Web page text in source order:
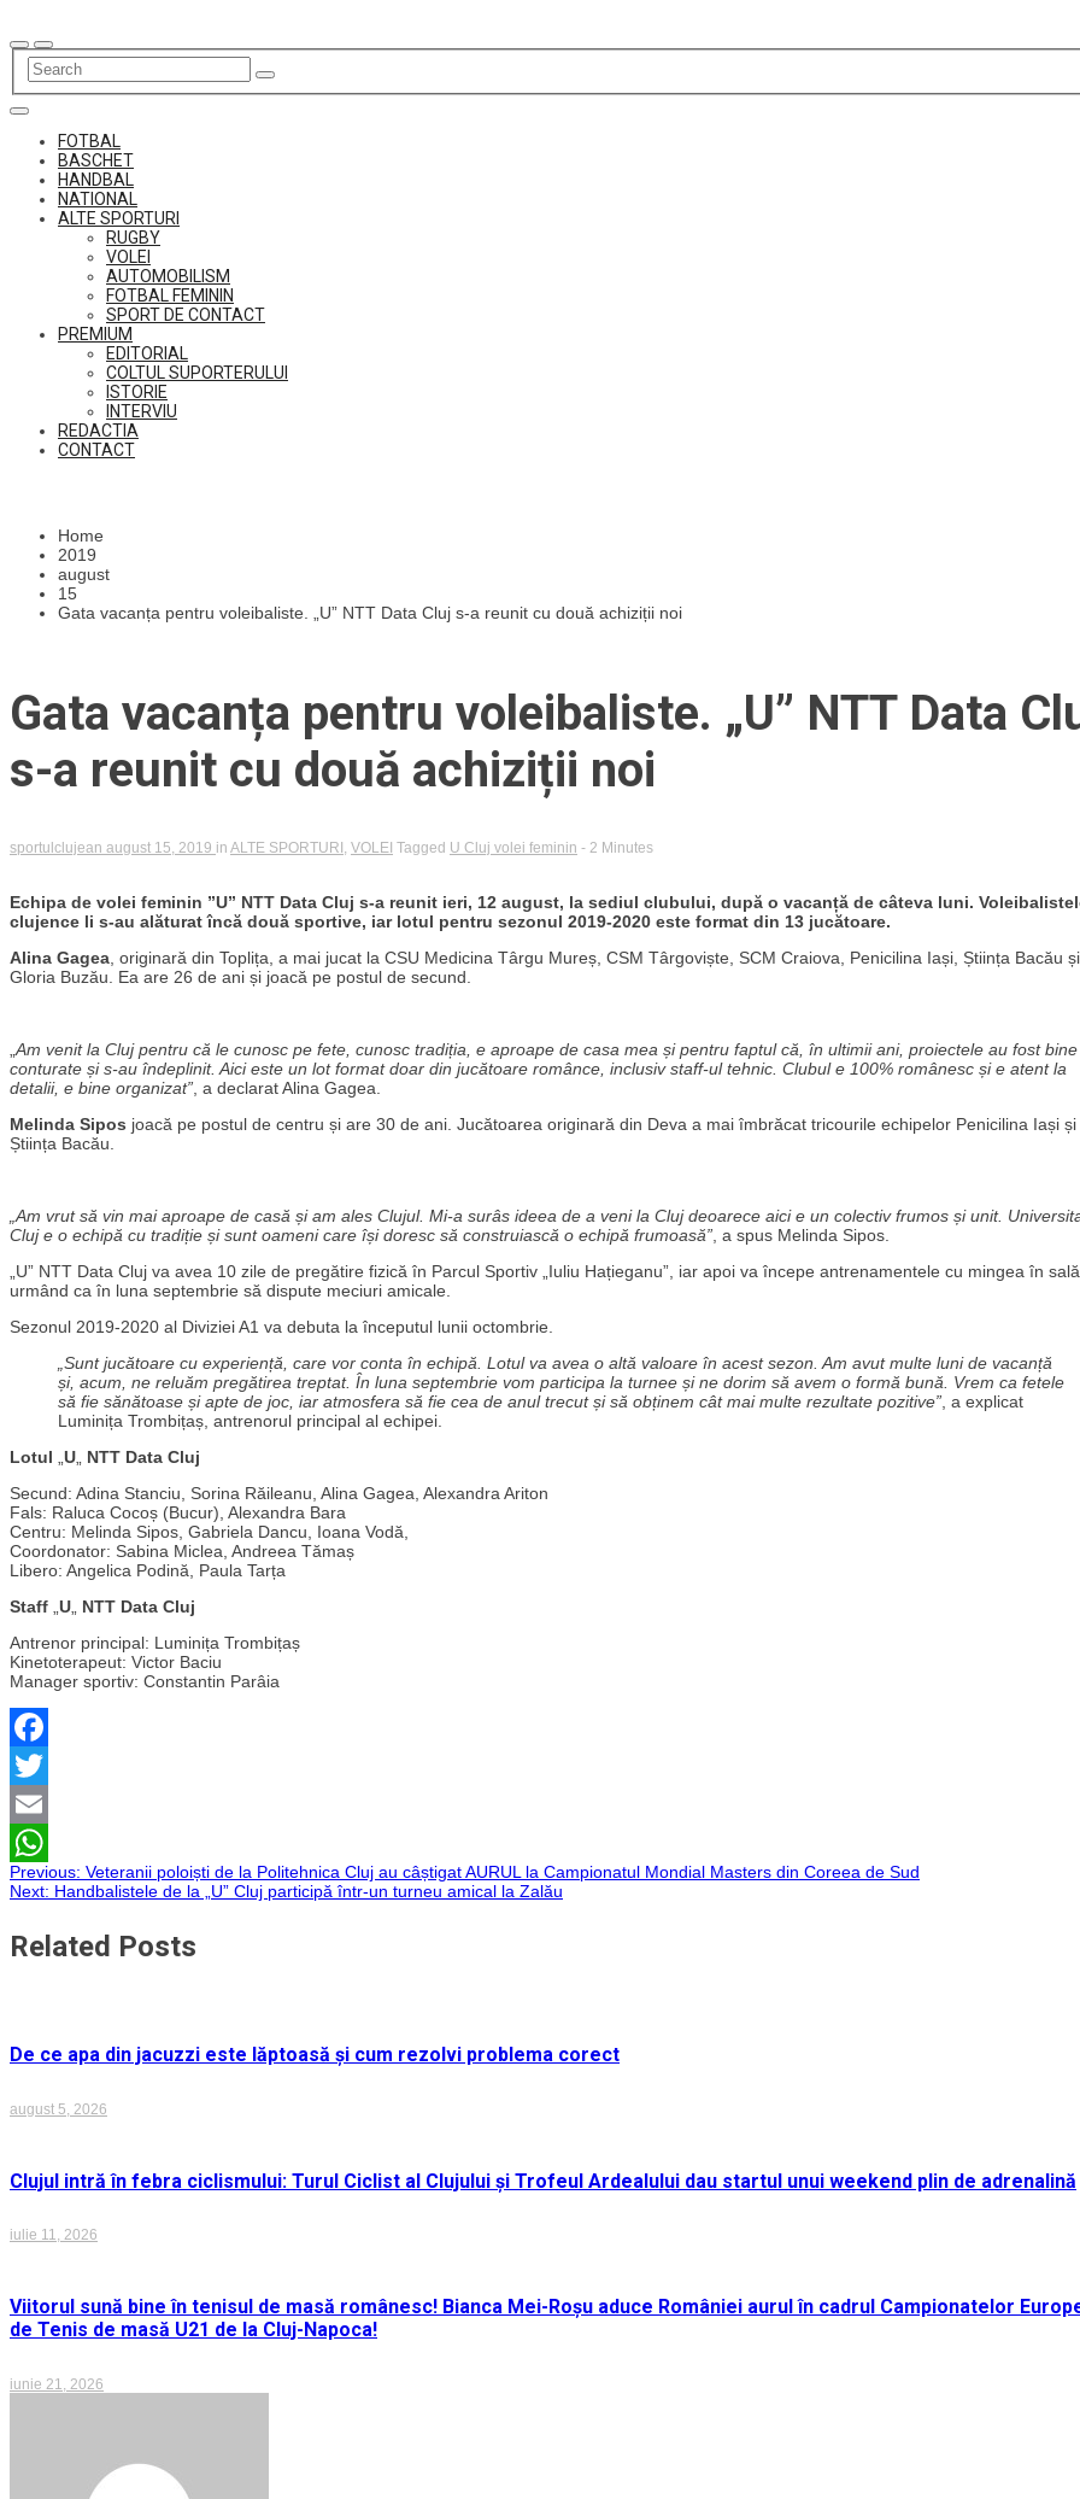
to
content
FOTBAL
BASCHET
HANDBAL
NATIONAL
ALTE SPORTURI
RUGBY
VOLEI
AUTOMOBILISM
FOTBAL FEMININ
SPORT DE CONTACT
PREMIUM
EDITORIAL
COLTUL SUPORTERULUI
ISTORIE
INTERVIU
REDACTIA
CONTACT
Home
2019
august
15
Gata vacanța pentru voleibaliste. „U” NTT Data Cluj s-a reunit cu două achiziții noi
Gata vacanța pentru voleibaliste. „U” NTT Data
s-a reunit cu două achiziții noi
sportulclujean august 15, 2019 in ALTE SPORTURI VOLEI Tagged U Cluj volei feminin - 2 Minutes
Echipa de volei feminin ”U” NTT Data Cluj s-a reunit ieri, 12 august, la sediul clubului, după o vacanță de câteva luni.
clujence li s-au alăturat încă două sportive, iar lotul pentru sezonul 2019-2020 este format din 13 jucătoare.
Alina Gagea , originară din Toplița, a mai jucat la CSU Medicina Târgu Mureș, CSM Târgoviște, SCM Craiova, Penicilina Iași, Știința Bacău și
Gloria Buzău. Ea are 26 de ani și joacă pe postul de secund.
Am venit la Cluj pentru că le cunosc pe fete, cunosc tradiția, e aproape de casa mea și pentru faptul că, în ultimii ani, proiectele au fost bine
conturate și s-au îndeplinit. Aici este un lot format doar din jucătoare românce, inclusiv staff-ul tehnic. Clubul e 100% românesc și e atent la
detalii, e bine organizat” , a declarat Alina Gagea.
Melinda Sipos joacă pe postul de centru și are 30 de ani. Jucătoarea originară din Deva a mai îmbrăcat tricourile echipelor Penicilina Iași și
Știința Bacău.
„Am vrut să vin mai aproape de casă și am ales Clujul. Mi-a surâs ideea de a veni la Cluj deoarece aici e un colectiv frumos și unit.
Cluj e o echipă cu tradiție și sunt oameni care își doresc să construiască o echipă frumoasă” , a spus Melinda Sipos.
„U” NTT Data Cluj va avea 10 zile de pregătire fizică în Parcul Sportiv „Iuliu Hațieganu”, iar apoi va începe antrenamentele cu mingea în
urmând ca în luna septembrie să dispute meciuri amicale.
Sezonul 2019-2020 al Diviziei A1 va debuta la începutul lunii octombrie.
„Sunt jucătoare cu experiență, care vor conta în echipă. Lotul va avea o altă valoare în acest sezon. Am avut multe luni de vacanță
și, acum, ne reluăm pregătirea treptat. În luna septembrie vom participa la turnee și ne dorim să avem o formă bună. Vrem ca fetele
să fie sănătoase și apte de joc, iar atmosfera să fie cea de anul trecut și să obținem cât mai multe rezultate pozitive” , a explicat
Luminița Trombițaș, antrenorul principal al echipei.
Lotul
U
NTT Data Cluj
Secund: Adina Stanciu, Sorina Răileanu, Alina Gagea, Alexandra Ariton
Fals: Raluca Cocoș (Bucur), Alexandra Bara
Centru: Melinda Sipos, Gabriela Dancu, Ioana Vodă,
Coordonator: Sabina Miclea, Andreea Tămaș
Libero: Angelica Podină, Paula Tarța
Staff U
NTT Data Cluj
Antrenor principal: Luminița Trombițaș
Kinetoterapeut: Victor Baciu
Manager sportiv: Constantin Parâia
Facebook
Twitter
Email
WhatsApp
Navigare
în
Previous: Veteranii poloiști de la Politehnica Cluj au câștigat AURUL la Campionatul Mondial Masters din Coreea de Sud
Next: Handbalistele de la „U” Cluj participă într-un turneu amical la Zalău
Related Posts
De ce apa din jacuzzi este lăptoasă și cum rezolvi problema corect
august 5, 2026
Clujul intră în febra ciclismului: Turul Ciclist al Clujului și Trofeul Ardealului dau startul unui weekend plin de adrenalină
iulie 11, 2026
Viitorul sună bine în tenisul de masă românesc! Bianca Mei-Roșu aduce României aurul în cadrul Campionatelor
de Tenis de masă U21 de la Cluj-Napoca!
iunie 21, 2026